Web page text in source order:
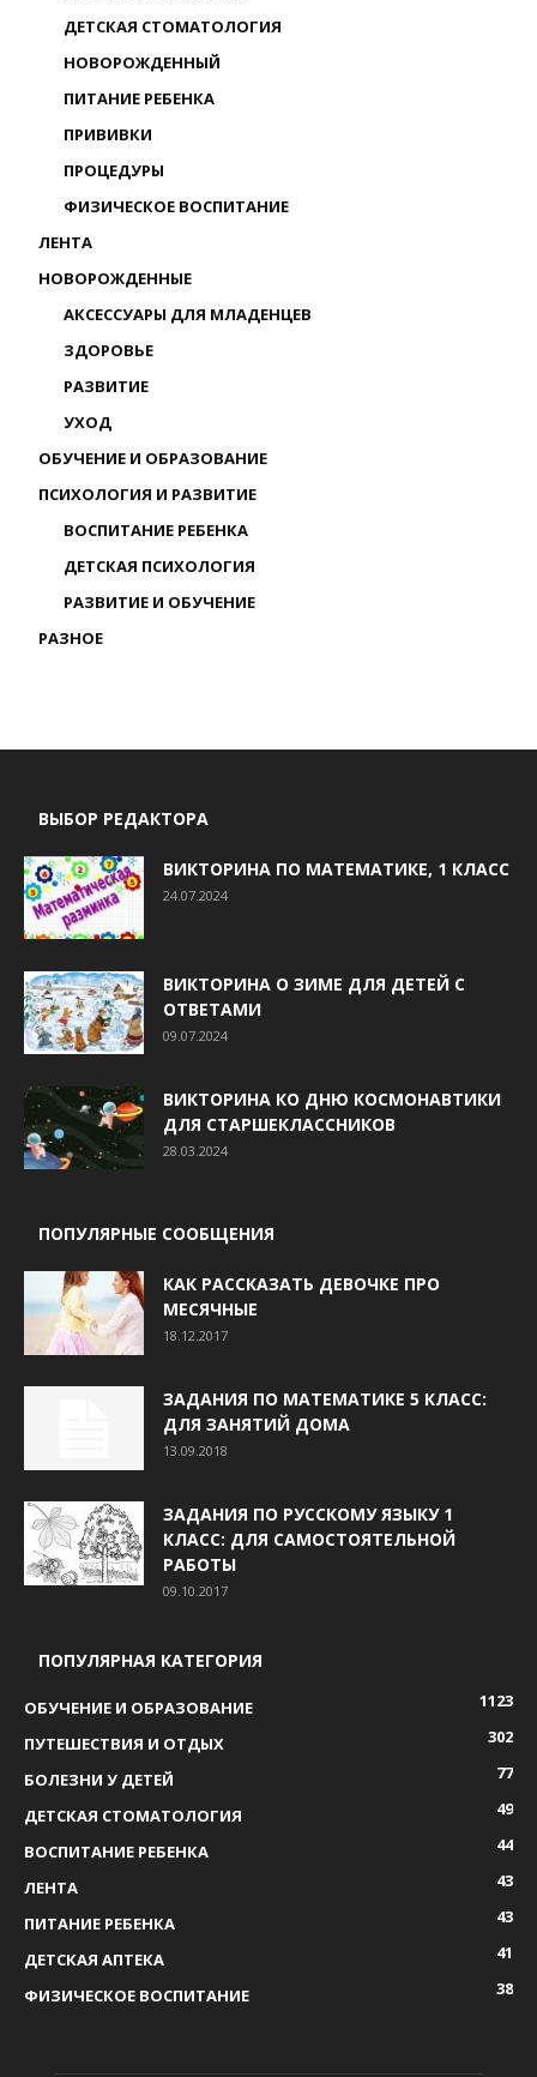
ДЕТСКАЯ СТОМАТОЛОГИЯ
НОВОРОЖДЕННЫЙ
ПИТАНИЕ РЕБЕНКА
ПРИВИВКИ
ПРОЦЕДУРЫ
ФИЗИЧЕСКОЕ ВОСПИТАНИЕ
ЛЕНТА
НОВОРОЖДЕННЫЕ
АКСЕССУАРЫ ДЛЯ МЛАДЕНЦЕВ
ЗДОРОВЬЕ
РАЗВИТИЕ
УХОД
ОБУЧЕНИЕ И ОБРАЗОВАНИЕ
ПСИХОЛОГИЯ И РАЗВИТИЕ
ВОСПИТАНИЕ РЕБЕНКА
ДЕТСКАЯ ПСИХОЛОГИЯ
РАЗВИТИЕ И ОБУЧЕНИЕ
РАЗНОЕ
ВЫБОР РЕДАКТОРА
ВИКТОРИНА ПО МАТЕМАТИКЕ, 1 КЛАСС
24.07.2024
ВИКТОРИНА О ЗИМЕ ДЛЯ ДЕТЕЙ С
ОТВЕТАМИ
09.07.2024
ВИКТОРИНА КО ДНЮ КОСМОНАВТИКИ
ДЛЯ СТАРШЕКЛАССНИКОВ
28.03.2024
ПОПУЛЯРНЫЕ СООБЩЕНИЯ
КАК РАССКАЗАТЬ ДЕВОЧКЕ ПРО
МЕСЯЧНЫЕ
18.12.2017
ЗАДАНИЯ ПО МАТЕМАТИКЕ 5 КЛАСС:
ДЛЯ ЗАНЯТИЙ ДОМА
13.09.2018
ЗАДАНИЯ ПО РУССКОМУ ЯЗЫКУ 1
КЛАСС: ДЛЯ САМОСТОЯТЕЛЬНОЙ
РАБОТЫ
09.10.2017
ПОПУЛЯРНАЯ КАТЕГОРИЯ
ОБУЧЕНИЕ И ОБРАЗОВАНИЕ
1123
ПУТЕШЕСТВИЯ И ОТДЫХ
302
БОЛЕЗНИ У ДЕТЕЙ
77
ДЕТСКАЯ СТОМАТОЛОГИЯ
49
ВОСПИТАНИЕ РЕБЕНКА
44
ЛЕНТА
43
ПИТАНИЕ РЕБЕНКА
43
ДЕТСКАЯ АПТЕКА
41
ФИЗИЧЕСКОЕ ВОСПИТАНИЕ
38